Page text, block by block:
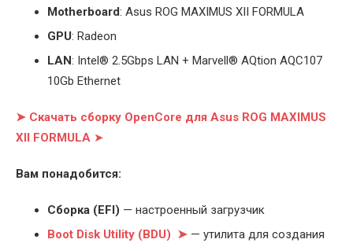
Motherboard: Asus ROG MAXIMUS XII FORMULA
GPU: Radeon
LAN: Intel® 2.5Gbps LAN + Marvell® AQtion AQC107
10Gb Ethernet
➤ Скачать сборку OpenCore для Asus ROG MAXIMUS
XII FORMULA ➤
Вам понадобится:
Cборка (EFI) — настроенный загрузчик
Boot Disk Utility (BDU) ➤ — утилита для создания